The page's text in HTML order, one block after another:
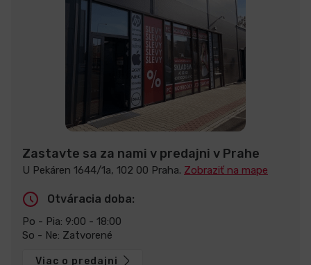
Zastavte sa za nami v predajni v Prahe
U Pekáren 1644/1a, 102 00 Praha. Zobraziť na mape
Otváracia doba:
Po - Pia: 9:00 - 18:00
So - Ne: Zatvorené
Viac o predajni